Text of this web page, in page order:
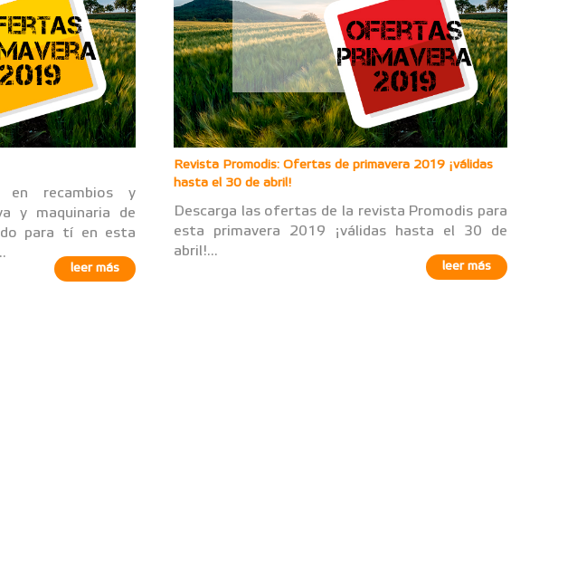
en recambios y
y maquinaria de
para tí en esta
leer más
Revista Promodis: Ofertas de primavera 2019 ¡válidas
hasta el 30 de abril!
Descarga las ofertas de la revista Promodis para
esta primavera 2019 ¡válidas hasta el 30 de
abril!...
leer más